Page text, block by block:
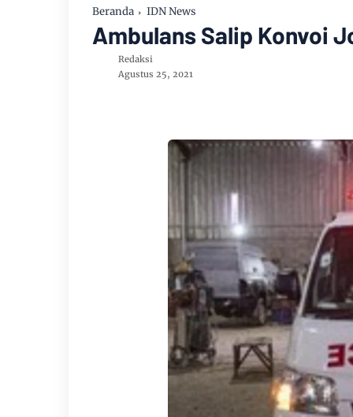
Beranda IDN News
Ambulans Salip Konvoi
Redaksi
Agustus 25, 2021